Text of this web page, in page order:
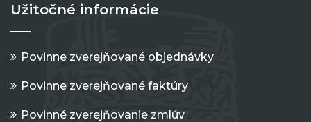
Užitočné informácie
Povinne zverejňované objednávky
Povinne zverejňované faktúry
Povinné zverejňovanie zmlúv